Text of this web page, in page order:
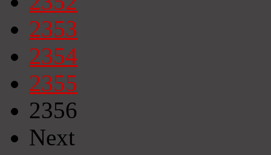
2353
2354
2355
2356
Next